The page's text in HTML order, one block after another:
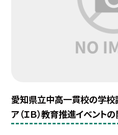
愛知県立中高一貫校の学
ア（ＩＢ）教育推進イベント